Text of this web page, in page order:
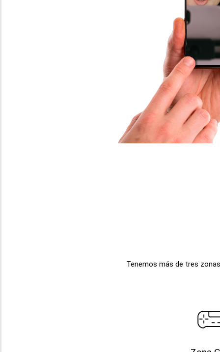
Tenemos más de tres